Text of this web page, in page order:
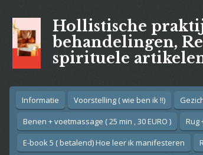
Hollistische
behandelingen,
spirituele
Informatie Voorstelling ( wie ben ik !!)
Benen + voetmassage ( 25 min , 30 EURO )
Rug
E-book 5 ( betalend) Hoe leer ik manifesteren